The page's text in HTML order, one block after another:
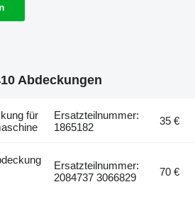
Abdeckungen
für
Ersatzteilnummer:
1865182
35 €
Ersatzteilnummer:
2084737 3066829
70 €